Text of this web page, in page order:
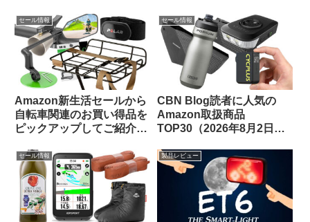
セール情報
Amazon新生活セールから
自転車関連のお買い得品を
ピックアップしてご紹介し
セール情報
CBN Blog読者に人気の
Amazon取扱商品
TOP30（2026年8月2日
セール情報 製品レビュー